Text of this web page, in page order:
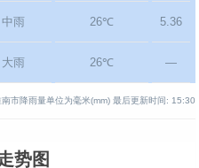
中雨 26℃ 5.36
大雨 26℃ —
南市降雨量单位为毫米(mm) 最后更新时间: 15:30
势图